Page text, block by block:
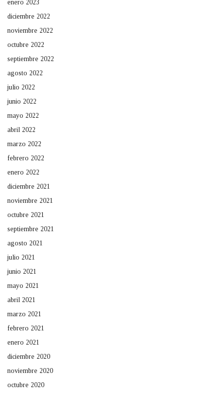
enero 2023
diciembre 2022
noviembre 2022
octubre 2022
septiembre 2022
agosto 2022
julio 2022
junio 2022
mayo 2022
abril 2022
marzo 2022
febrero 2022
enero 2022
diciembre 2021
noviembre 2021
octubre 2021
septiembre 2021
agosto 2021
julio 2021
junio 2021
mayo 2021
abril 2021
marzo 2021
febrero 2021
enero 2021
diciembre 2020
noviembre 2020
octubre 2020